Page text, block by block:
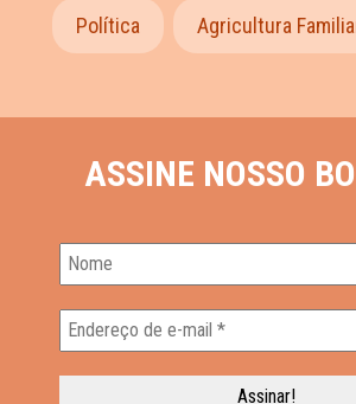
Política Agricultura
ASSINE NOSSO